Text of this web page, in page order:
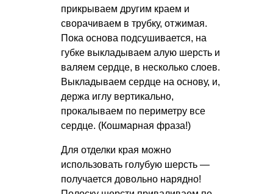
прикрываем другим краем и
сворачиваем в трубку, отжимая.
Пока основа подсушивается, на
губке выкладываем алую шерсть и
валяем сердце, в несколько слоев.
Выкладываем сердце на основу, и,
держа иглу вертикально,
прокалываем по периметру все
сердце. (Кошмарная фраза!)
Для отделки края можно
использовать голубую шерсть —
получается довольно нарядно!